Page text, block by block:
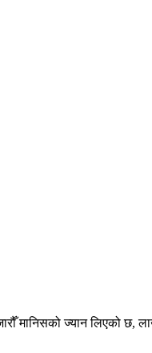
मानिसको ज्यान